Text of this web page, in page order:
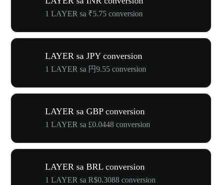
1 LAYER sa ₹5.75 conversion
LAYER sa JPY conversion
1 LAYER sa 円9.55 conversion
LAYER sa GBP conversion
1 LAYER sa £0.0448 conversion
LAYER sa BRL conversion
1 LAYER sa R$0.3088 conversion